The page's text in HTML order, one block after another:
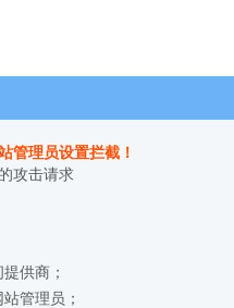
管理员设置拦截！
攻击请求
供商；
管理员；